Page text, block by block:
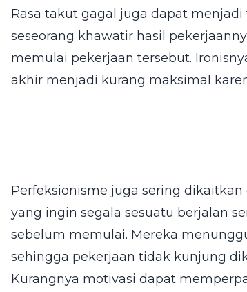
Rasa takut gagal juga dapat
seseorang khawatir hasil
memulai pekerjaan tersebut.
akhir menjadi kurang maksimal
Perfeksionisme juga sering
yang ingin segala sesuatu berjalan
sebelum memulai. Mereka
sehingga pekerjaan tidak kunjung
Kurangnya motivasi dapat